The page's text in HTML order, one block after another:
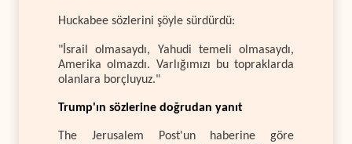
Huckabee sözlerini şöyle sürdürdü:
"İsrail olmasaydı, Yahudi temeli olmasaydı,
Amerika olmazdı. Varlığımızı bu topraklarda
olanlara borçluyuz."
Trump'ın sözlerine doğrudan yanıt
The Jerusalem Post'un haberine göre